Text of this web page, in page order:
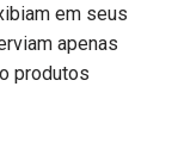
em seus
apenas
produtos